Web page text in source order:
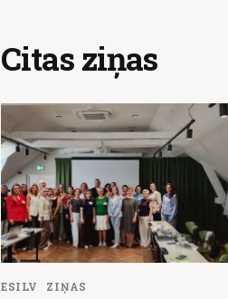
Citas ziņas
ESILV ZIŅAS